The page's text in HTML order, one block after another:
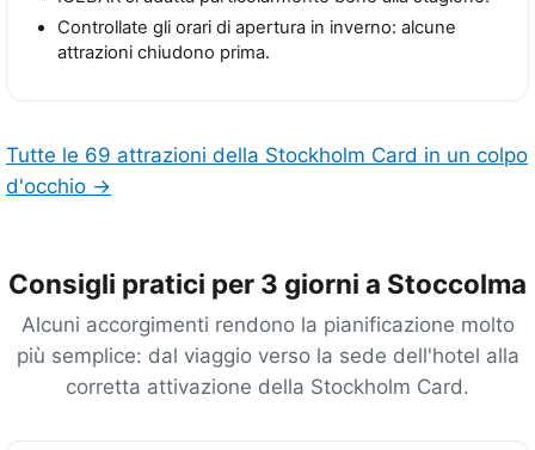
Controllate gli orari di apertura in inverno: alcune
attrazioni chiudono prima.
Tutte le 69 attrazioni della Stockholm Card in un colpo
d'occhio →
Consigli pratici per 3 giorni a Stoccolma
Alcuni accorgimenti rendono la pianificazione molto
più semplice: dal viaggio verso la sede dell'hotel alla
corretta attivazione della Stockholm Card.